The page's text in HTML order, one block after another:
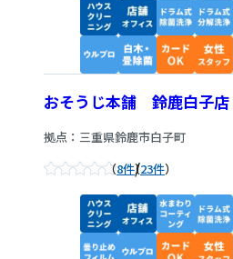
おそうじ本舗 鈴鹿白子店
拠点：三重県鈴鹿市白子町
8件/23件